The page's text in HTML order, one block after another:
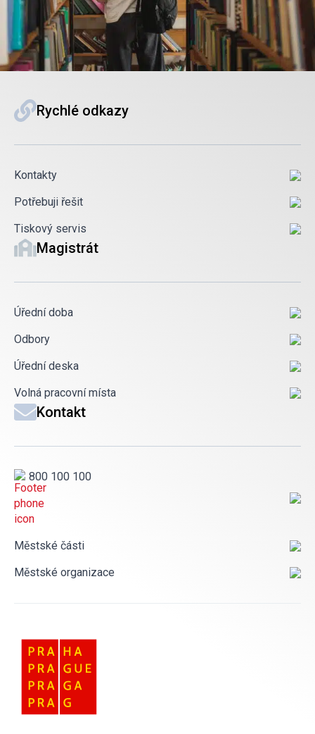
Rychlé odkazy
Kontakty
Potřebuji řešit
Tiskový servis
Magistrát
Úřední doba
Odbory
Úřední deska
Volná pracovní místa
Kontakt
800 100 100
Městské části
Městské organizace